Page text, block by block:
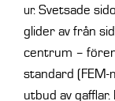
ur. Svetsade
glider av från
centrum –
standard
utbud av gafflar.